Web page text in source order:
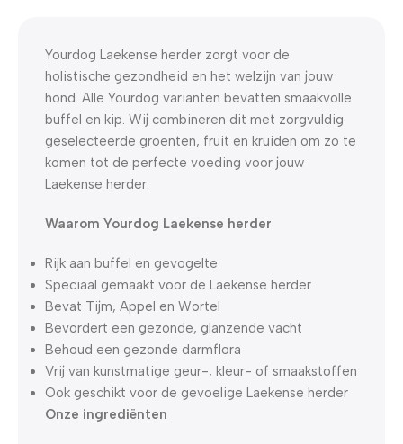
Yourdog Laekense herder zorgt voor de
holistische gezondheid en het welzijn van jouw
hond. Alle Yourdog varianten bevatten smaakvolle
buffel en kip. Wij combineren dit met zorgvuldig
geselecteerde groenten, fruit en kruiden om zo te
komen tot de perfecte voeding voor jouw
Laekense herder.
Waarom Yourdog Laekense herder
Rijk aan buffel en gevogelte
Speciaal gemaakt voor de Laekense herder
Bevat Tijm, Appel en Wortel
Bevordert een gezonde, glanzende vacht
Behoud een gezonde darmflora
Vrij van kunstmatige geur-, kleur- of smaakstoffen
Ook geschikt voor de gevoelige Laekense herder
Onze ingrediënten